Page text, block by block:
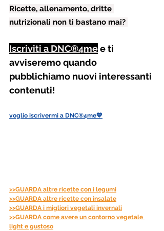
Ricette, allenamento, dritte
nutrizionali non ti bastano mai?
Iscriviti a DNC®4me e ti
avviseremo quando
pubblichiamo nuovi interessanti
contenuti!
voglio iscrivermi a DNC®4me💙
>>GUARDA altre ricette con i legumi
>>GUARDA altre ricette con insalate
>>GUARDA i migliori vegetali invernali
>>GUARDA come avere un contorno vegetale
light e gustoso